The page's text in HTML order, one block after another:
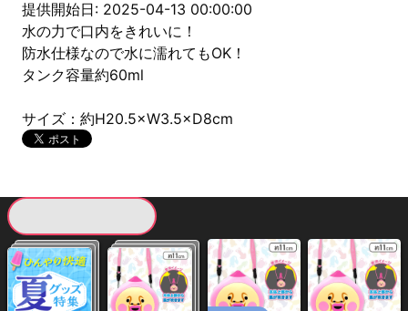
提供開始日: 2025-04-13 00:00:00
水の力で口内をきれいに！
防水仕様なので水に濡れてもOK！
タンク容量約60ml
サイズ：約H20.5×W3.5×D8cm